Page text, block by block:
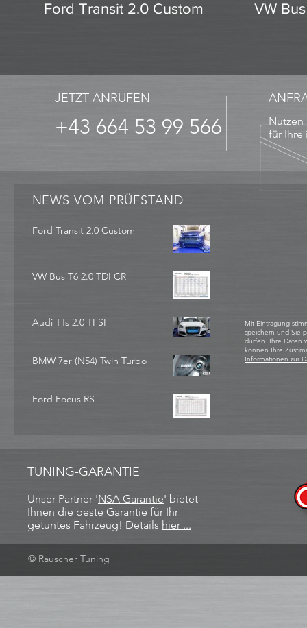
Ford Transit 2.0 Custom VW
JETZT ANRUFEN
+43 664 53 99 566
Nutzen
für
NEWS VOM PRÜFSTAND
Ford Transit 2.0 Custom
VW Bus T6 2.0 TDI CR
Audi TTs 2.0 TFSI
BMW 7er (N54) Twin Turbo
Ford Focus RS
Mit Eintragung
speichern und Sie
dürfen. Ihre Daten
können Ihre
Informationen zur
TUNING-GARANTIE
Unser Partner 'NSA Garantie​' bietet
Ihnen die beste Garantie für Ihr
getuntes Fahrzeug! Details hier ...
© Rauscher Tuning